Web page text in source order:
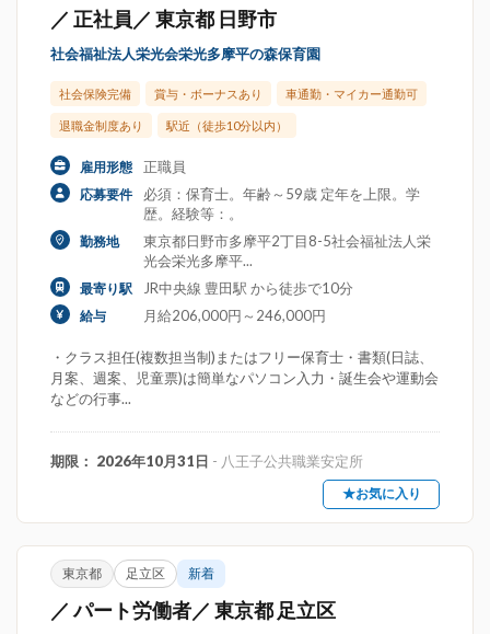
／ 正社員／ 東京都 日野市
社会福祉法人栄光会栄光多摩平の森保育園
社会保険完備 賞与・ボーナスあり 車通勤・マイカー通勤可
退職金制度あり 駅近（徒歩10分以内）
雇用形態 正職員
応募要件
必須：保育士。年齢～59歳 定年を上限。学
歴。経験等：。
勤務地
東京都日野市多摩平2丁目8-5社会福祉法人栄
光会栄光多摩平...
最寄り駅 JR中央線 豊田駅 から徒歩で10分
給与 月給206,000円～246,000円
・クラス担任(複数担当制)またはフリー保育士・書類(日誌、
月案、週案、児童票)は簡単なパソコン入力・誕生会や運動会
などの行事...
期限： 2026年10月31日 - 八王子公共職業安定所
★お気に入り
東京都 足立区 新着
／ パート労働者／ 東京都 足立区